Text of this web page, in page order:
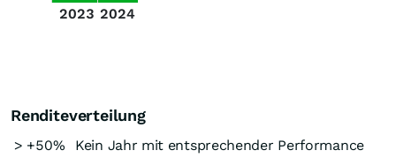
2023 2024
Renditeverteilung
> +50%
Kein Jahr mit entsprechender Performance